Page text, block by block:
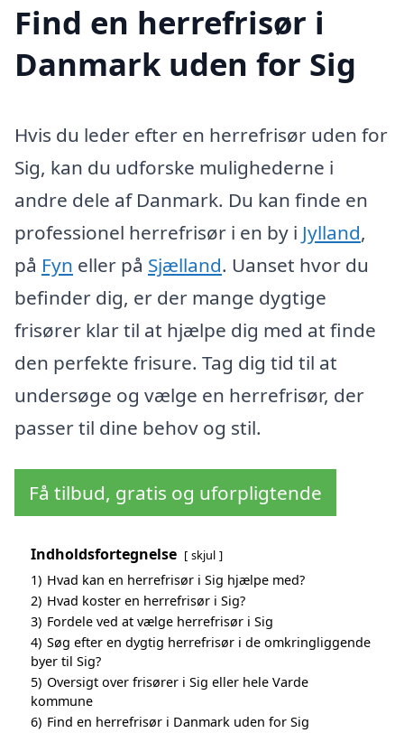
Find en herrefrisør i
Danmark uden for Sig
Hvis du leder efter en herrefrisør uden for
Sig, kan du udforske mulighederne i
andre dele af Danmark. Du kan finde en
professionel herrefrisør i en by i Jylland,
på Fyn eller på Sjælland. Uanset hvor du
befinder dig, er der mange dygtige
frisører klar til at hjælpe dig med at finde
den perfekte frisure. Tag dig tid til at
undersøge og vælge en herrefrisør, der
passer til dine behov og stil.
Få tilbud, gratis og uforpligtende
Indholdsfortegnelse skjul
1) Hvad kan en herrefrisør i Sig hjælpe med?
2) Hvad koster en herrefrisør i Sig?
3) Fordele ved at vælge herrefrisør i Sig
4) Søg efter en dygtig herrefrisør i de omkringliggende
byer til Sig?
5) Oversigt over frisører i Sig eller hele Varde
kommune
6) Find en herrefrisør i Danmark uden for Sig